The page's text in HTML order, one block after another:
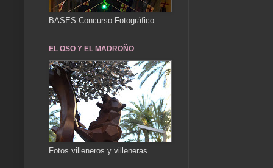
BASES Concurso Fotográfico
EL OSO Y EL MADROÑO
Fotos villeneros y villeneras